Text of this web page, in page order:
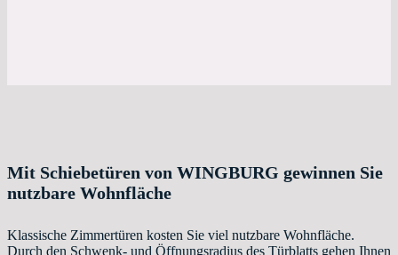
Mit Schiebetüren von WINGBURG gewinnen Sie
nutzbare Wohnfläche
Klassische Zimmertüren kosten Sie viel nutzbare Wohnfläche.
Durch den Schwenk- und Öffnungsradius des Türblatts gehen Ihnen